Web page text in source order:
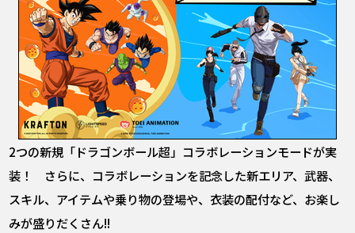
2つの新規「ドラゴンボール超」コラボレーションモードが実
装！ さらに、コラボレーションを記念した新エリア、武器、
スキル、アイテムや乗り物の登場や、衣装の配付など、お楽し
みが盛りだくさん!!